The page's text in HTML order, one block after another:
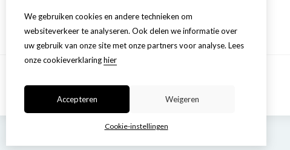
Algemene voorwaarden
We gebruiken cookies en andere technieken om
websiteverkeer te analyseren. Ook delen we informatie over
uw gebruik van onze site met onze partners voor analyse. Lees
onze cookieverklaringhier
Accepteren Weigeren
Cookie-instellingen